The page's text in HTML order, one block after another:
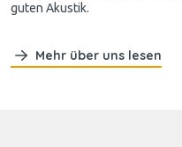
guten Akustik.
Mehr über uns lesen